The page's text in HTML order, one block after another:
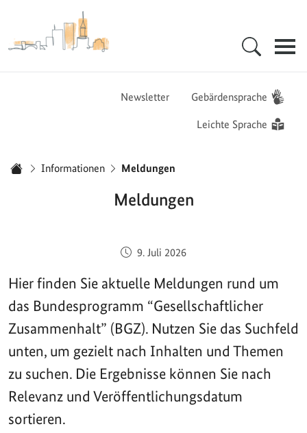
Zur Startseite - BGZ - Bundesamt für Migration und Flüchtlinge
Newsletter Gebärdensprache
Leichte Sprache
Informationen Meldungen
Meldungen
Veröffentlicht am:
9. Juli 2026
Hier finden Sie aktuelle Meldungen rund um
das Bundesprogramm “Gesellschaftlicher
Zusammenhalt” (BGZ). Nutzen Sie das Suchfeld
unten, um gezielt nach Inhalten und Themen
zu suchen. Die Ergebnisse können Sie nach
Relevanz und Veröffentlichungsdatum
sortieren.